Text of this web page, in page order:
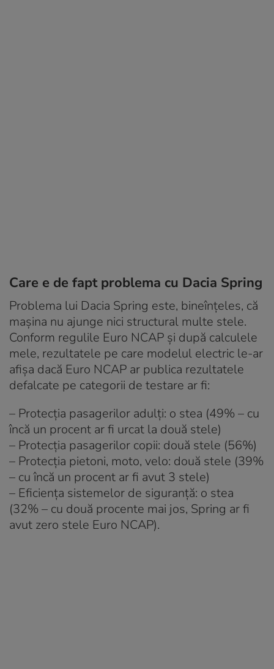
Care e de fapt problema cu Dacia Spring
Problema lui Dacia Spring este, bineînțeles, că
mașina nu ajunge nici structural multe stele.
Conform regulile Euro NCAP și după calculele
mele, rezultatele pe care modelul electric le-ar
afișa dacă Euro NCAP ar publica rezultatele
defalcate pe categorii de testare ar fi:
– Protecția pasagerilor adulți: o stea (49% – cu
încă un procent ar fi urcat la două stele)
– Protecția pasagerilor copii: două stele (56%)
– Protecția pietoni, moto, velo: două stele (39%
– cu încă un procent ar fi avut 3 stele)
– Eficiența sistemelor de siguranță: o stea
(32% – cu două procente mai jos, Spring ar fi
avut zero stele Euro NCAP).